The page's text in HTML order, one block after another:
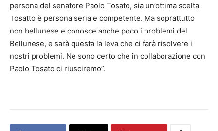
persona del senatore Paolo Tosato, sia un’ottima scelta.
Tosatto è persona seria e competente. Ma soprattutto
non bellunese e conosce anche poco i problemi del
Bellunese, e sarà questa la leva che ci farà risolvere i
nostri problemi. Ne sono certo che in collaborazione con
Paolo Tosato ci riusciremo”.